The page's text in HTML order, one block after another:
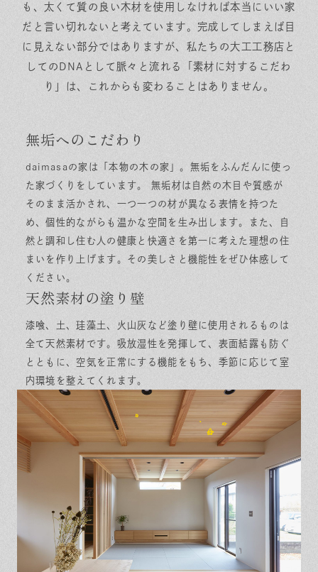
も、太くて質の良い木材を使用しなければ本当にいい家
だと言い切れないと考えています。完成してしまえば目
に見えない部分ではありますが、私たちの大工工務店と
してのDNAとして脈々と流れる「素材に対するこだわ
り」は、これからも変わることはありません。
無垢へのこだわり
daimasaの家は「本物の木の家」。無垢をふんだんに使っ
た家づくりをしています。 無垢材は自然の木目や質感が
そのまま活かされ、一つ一つの材が異なる表情を持つた
め、個性的ながらも温かな空間を生み出します。また、自
然と調和し住む人の健康と快適さを第一に考えた理想の住
まいを作り上げます。その美しさと機能性をぜひ体感して
ください。
天然素材の塗り壁
漆喰、土、珪藻土、火山灰など塗り壁に使用されるものは
全て天然素材です。吸放湿性を発揮して、表面結露も防ぐ
とともに、空気を正常にする機能をもち、季節に応じて室
内環境を整えてくれます。